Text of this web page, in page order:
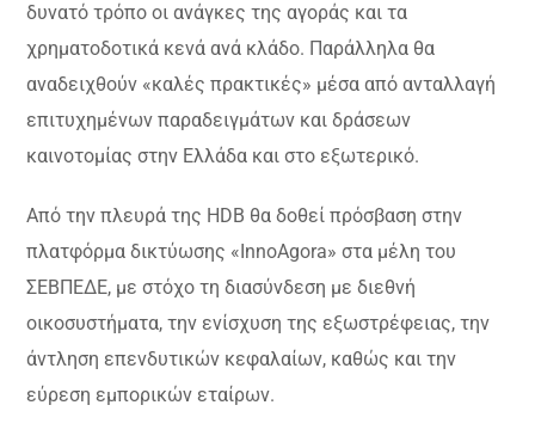
δυνατό τρόπο οι ανάγκες της αγοράς και τα
χρηματοδοτικά κενά ανά κλάδο. Παράλληλα θα
αναδειχθούν «καλές πρακτικές» μέσα από ανταλλαγή
επιτυχημένων παραδειγμάτων και δράσεων
καινοτομίας στην Ελλάδα και στο εξωτερικό.
Από την πλευρά της HDB θα δοθεί πρόσβαση στην
πλατφόρμα δικτύωσης «InnoAgora» στα μέλη του
ΣΕΒΠΕΔΕ, με στόχο τη διασύνδεση με διεθνή
οικοσυστήματα, την ενίσχυση της εξωστρέφειας, την
άντληση επενδυτικών κεφαλαίων, καθώς και την
εύρεση εμπορικών εταίρων.